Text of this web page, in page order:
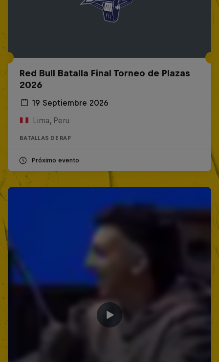
Red Bull Batalla Final Torneo de Plazas
2026
19 Septiembre 2026
Lima, Peru
BATALLAS DE RAP
Próximo evento